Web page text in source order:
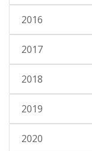
2016
2017
2018
2019
2020